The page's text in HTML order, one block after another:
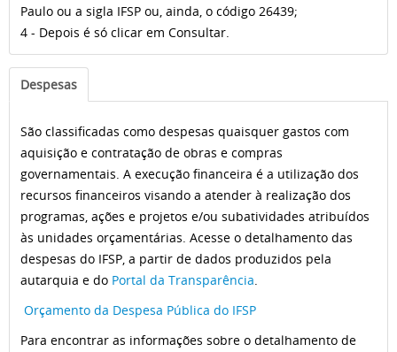
Paulo ou a sigla IFSP ou, ainda, o código 26439;
4 - Depois é só clicar em Consultar.
Despesas
São classificadas como despesas quaisquer gastos com
aquisição e contratação de obras e compras
governamentais. A execução financeira é a utilização dos
recursos financeiros visando a atender à realização dos
programas, ações e projetos e/ou subatividades atribuídos
às unidades orçamentárias. Acesse o detalhamento das
despesas do IFSP, a partir de dados produzidos pela
autarquia e do Portal da Transparência.
Orçamento da Despesa Pública do IFSP
Para encontrar as informações sobre o detalhamento de